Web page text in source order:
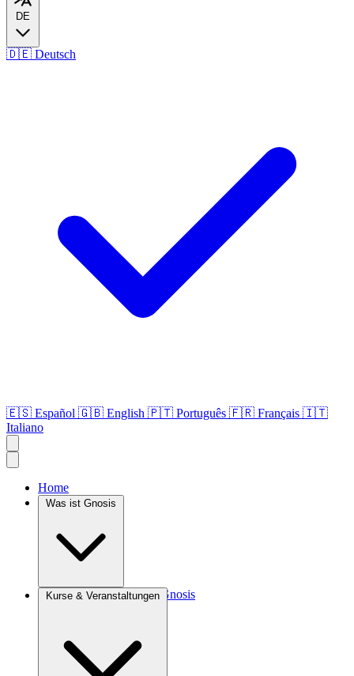
DE
🇩🇪 Deutsch
🇪🇸 Español 🇬🇧 English 🇵🇹 Português 🇫🇷 Français 🇮🇹
Italiano
Home
Was ist Gnosis
Einführung in die Gnosis
Kurse & Veranstaltungen